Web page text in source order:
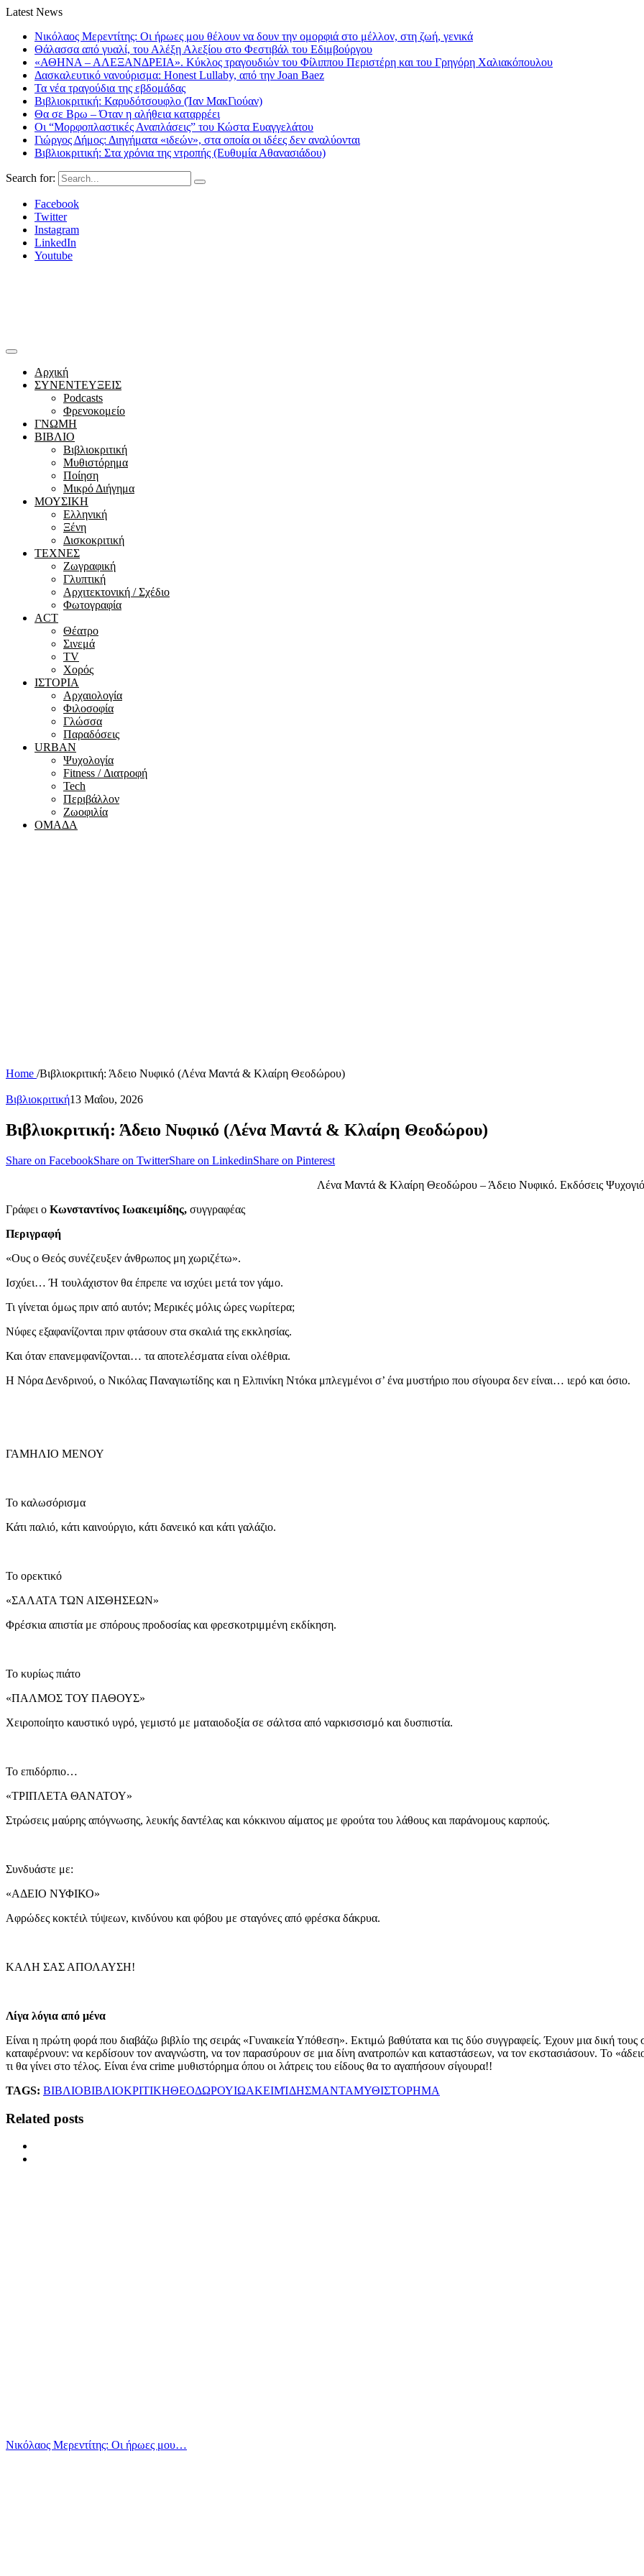
Latest News
Νικόλαος Μερεντίτης: Οι ήρωες μου θέλουν να δουν την ομορφιά στο μέλλον, στη ζωή, γενικά
Θάλασσα από γυαλί, του Αλέξη Αλεξίου στο Φεστιβάλ του Εδιμβούργου
«ΑΘΗΝΑ – ΑΛΕΞΑΝΔΡΕΙΑ». Κύκλος τραγουδιών του Φίλιππου Περιστέρη και του Γρηγόρη Χαλιακόπουλου
Δασκαλευτικό νανούρισμα: Honest Lullaby, από την Joan Baez
Τα νέα τραγούδια της εβδομάδας
Βιβλιοκριτική: Καρυδότσουφλο (Ίαν ΜακΓιούαν)
Θα σε Βρω – Όταν η αλήθεια καταρρέει
Οι “Μορφοπλαστικές Αναπλάσεις” του Κώστα Ευαγγελάτου
Γιώργος Δήμος: Διηγήματα «ιδεών», στα οποία οι ιδέες δεν αναλύονται
Βιβλιοκριτική: Στα χρόνια της ντροπής (Ευθυμία Αθανασιάδου)
Search for:
Facebook
Twitter
Instagram
LinkedIn
Youtube
Αρχική
ΣΥΝΕΝΤΕΥΞΕΙΣ
Podcasts
Φρενοκομείο
ΓΝΩΜΗ
ΒΙΒΛΙΟ
Βιβλιοκριτική
Μυθιστόρημα
Ποίηση
Μικρό Διήγημα
ΜΟΥΣΙΚΗ
Ελληνική
Ξένη
Δισκοκριτική
ΤΕΧΝΕΣ
Ζωγραφική
Γλυπτική
Αρχιτεκτονική / Σχέδιο
Φωτογραφία
ACT
Θέατρο
Σινεμά
ΤV
Χορός
ΙΣΤΟΡΙΑ
Αρχαιολογία
Φιλοσοφία
Γλώσσα
Παραδόσεις
URBAN
Ψυχολογία
Fitness / Διατροφή
Tech
Περιβάλλον
Ζωοφιλία
ΟΜΑΔΑ
Home /Βιβλιοκριτική: Άδειο Νυφικό (Λένα Μαντά & Κλαίρη Θεοδώρου)
Βιβλιοκριτική13 Μαΐου, 2026
Βιβλιοκριτική: Άδειο Νυφικό (Λένα Μαντά & Κλαίρη Θεοδώρου)
Share on FacebookShare on TwitterShare on LinkedinShare on Pinterest
Λένα Μαντά & Κλαίρη Θεοδώρου – Άδειο Νυφικό. Εκδόσεις
Γράφει ο Κωνσταντίνος Ιωακειμίδης, συγγραφέας
Περιγραφή
«Ους ο Θεός συνέζευξεν άνθρωπος μη χωριζέτω».
Ισχύει… Ή τουλάχιστον θα έπρεπε να ισχύει μετά τον γάμο.
Τι γίνεται όμως πριν από αυτόν; Μερικές μόλις ώρες νωρίτερα;
Νύφες εξαφανίζονται πριν φτάσουν στα σκαλιά της εκκλησίας.
Και όταν επανεμφανίζονται… τα αποτελέσματα είναι ολέθρια.
Η Νόρα Δενδρινού, ο Νικόλας Παναγιωτίδης και η Ελπινίκη Ντόκα μπλεγμένοι σ’ ένα μυστήριο που σίγουρα δεν είναι… ιερό και όσιο.
ΓΑΜΗΛΙΟ ΜΕΝΟΥ
Το καλωσόρισμα
Κάτι παλιό, κάτι καινούργιο, κάτι δανεικό και κάτι γαλάζιο.
Το ορεκτικό
«ΣΑΛΑΤΑ ΤΩΝ ΑΙΣΘΗΣΕΩΝ»
Φρέσκια απιστία με σπόρους προδοσίας και φρεσκοτριμμένη εκδίκηση.
Το κυρίως πιάτο
«ΠΑΛΜΟΣ ΤΟΥ ΠΑΘΟΥΣ»
Χειροποίητο καυστικό υγρό, γεμιστό με ματαιοδοξία σε σάλτσα από ναρκισσισμό και δυσπιστία.
Το επιδόρπιο…
«ΤΡΙΠΛΕΤΑ ΘΑΝΑΤΟΥ»
Στρώσεις μαύρης απόγνωσης, λευκής δαντέλας και κόκκινου αίματος με φρούτα του λάθους και παράνομους καρπούς.
Συνδυάστε με:
«ΑΔΕΙΟ ΝΥΦΙΚΟ»
Αφρώδες κοκτέιλ τύψεων, κινδύνου και φόβου με σταγόνες από φρέσκα δάκρυα.
ΚΑΛΗ ΣΑΣ ΑΠΟΛΑΥΣΗ!
Λίγα λόγια από μένα
Είναι η πρώτη φορά που διαβάζω βιβλίο της σειράς «Γυναικεία Υπόθεση». Εκτιμώ βαθύτατα και τις δύο συγγραφείς. Έχουν μια δική τους
καταφέρνουν: να κερδίσουν τον αναγνώστη, να τον παρασύρουν σε μια δίνη ανατροπών και καταστάσεων, να τον εκστασιάσουν. Το
τι θα γίνει στο τέλος. Είναι ένα crime μυθιστόρημα όπου οι λάτρεις του είδους θα το αγαπήσουν σίγουρα!!
TAGS: ΒΙΒΛΙΟΒΙΒΛΙΟΚΡΙΤΙΚΗΘΕΟΔΩΡΟΥΙΩΑΚΕΙΜΊΔΗΣΜΑΝΤΑΜΥΘΙΣΤΟΡΗΜΑ
Related posts
Νικόλαος Μερεντίτης: Οι ήρωες μου…